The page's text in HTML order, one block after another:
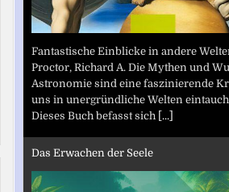
Fantastische Einblicke in andere
Proctor, Richard A. Die Mythen und
Astronomie sind eine faszinierende
uns in unergründliche Welten
Dieses Buch befasst sich [...]
Das Erwachen der Seele